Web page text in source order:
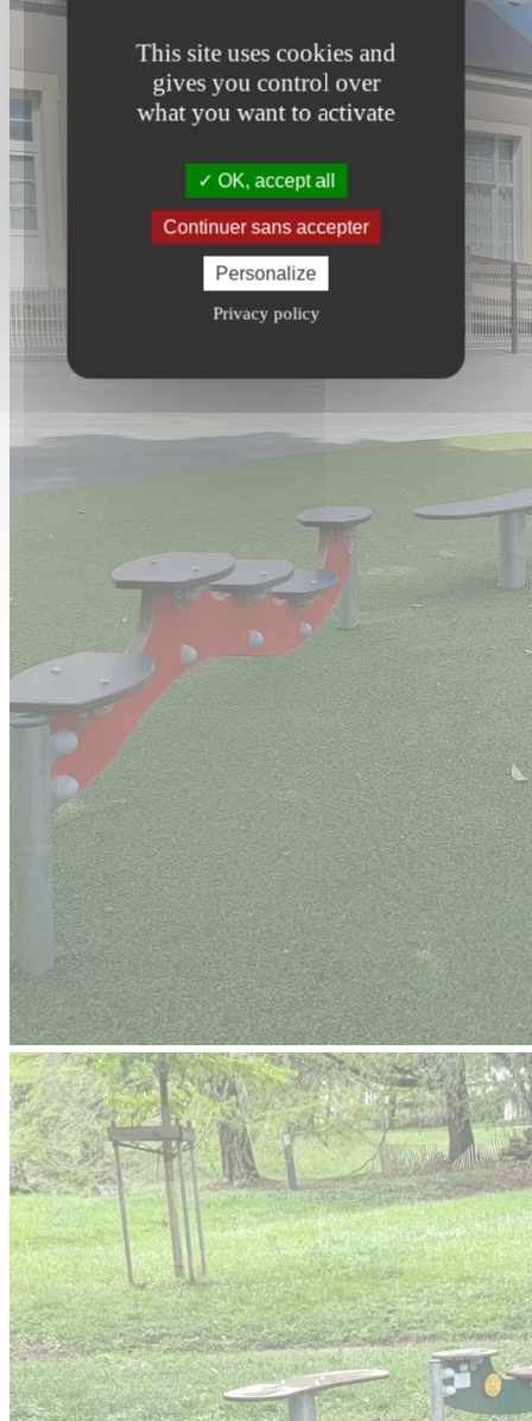
This site uses cookies and
gives you control over
what you want to activate
OK, accept all
Continuer sans accepter
Personalize
Privacy policy